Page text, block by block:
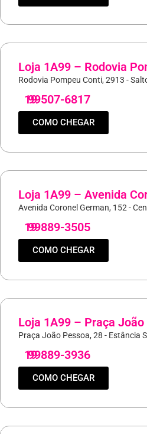
Loja 1A99 – Rodovia
Rodovia Pompeu Conti, 2913 -
19
99507-6817
COMO CHEGAR
Loja 1A99 – Avenida
Avenida Coronel German, 152 -
19
99889-3505
COMO CHEGAR
Loja 1A99 – Praça João
Praça João Pessoa, 28 - Estância
19
99889-3936
COMO CHEGAR